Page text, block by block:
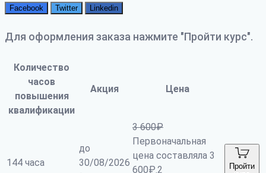
Facebook Twitter Linkedin
Для оформления заказа нажмите "Пройти курс".
Количество
часов
повышения
квалификации
Акция Цена
144 часа
до
30/08/2026
3 600₽
Первоначальная
цена составляла 3
600₽.2
Пройти